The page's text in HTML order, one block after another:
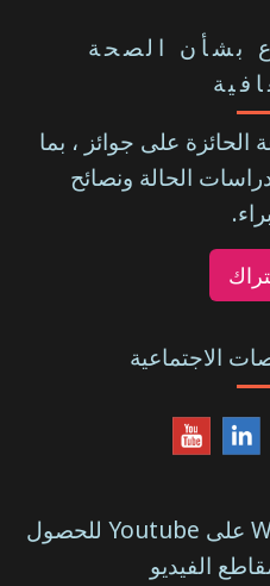
بشأن الصحة
على جوائز ، بما
الحالة ونصائح
الاجتماعية
اشترك في قناة Webmedy على Youtube للحصول
الفيديو